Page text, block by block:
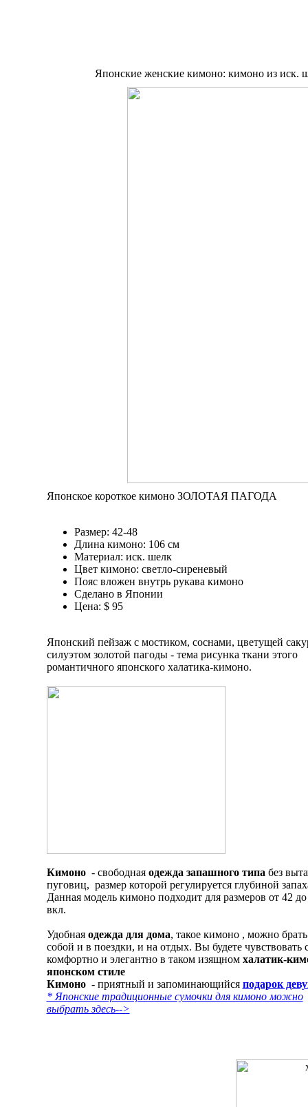
Японские женские кимоно: кимоно из иск.
Японское короткое кимоно ЗОЛОТАЯ ПАГОДА
Размер: 42-48
Длина кимоно: 106 см
Материал: иск. шелк
Цвет кимоно: светло-сиреневый
Пояс вложен внутрь рукава кимоно
Сделано в Японии
Цена: $ 95
Японский пейзаж с мостиком, соснами, цветущей
силуэтом золотой пагоды - тема рисунка ткани этого
романтичного японского халатика-кимоно.
Кимоно - свободная одежда запашного типа без
пуговиц, размер которой регулируется глубиной
Данная модель кимоно подходит для размеров от 42
вкл.
Удобная одежда для дома, такое кимоно , можно
собой и в поездки, и на отдых. Вы будете чувствовать
комфортно и элегантно в таком изящном халатик-
японском стиле
Кимоно- приятный и запоминающийся подарок
* Японские традиционные сумочки для кимоно можно
выбрать здесь-->